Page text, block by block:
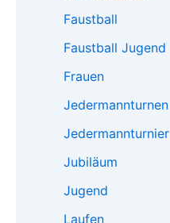
Faustball
Faustball Jugend
Frauen
Jedermannturnen
Jedermannturnier
Jubiläum
Jugend
Laufen